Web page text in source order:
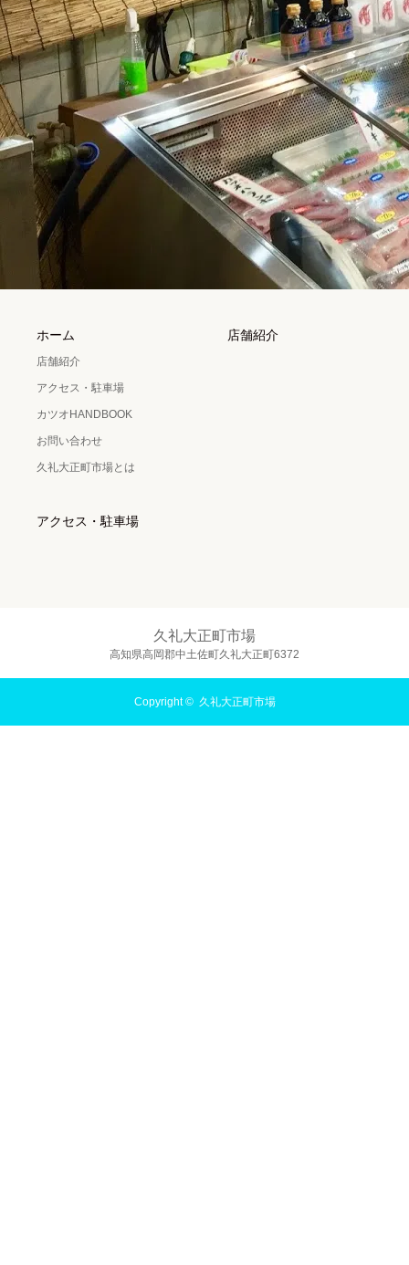
ホーム
店舗紹介
アクセス・駐車場
カツオHANDBOOK
お問い合わせ
久礼大正町市場とは
店舗紹介
アクセス・駐車場
久礼大正町市場
高知県高岡郡中土佐町久礼大正町6372
Copyright © 久礼大正町市場